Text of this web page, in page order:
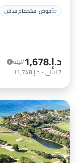
حوض استحمام ساخن
د.إ.‏1,678
/ليلة
7ليالي- د.إ.‏11,748